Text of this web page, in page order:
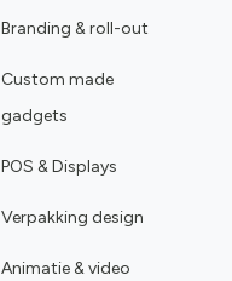
Branding & roll-out
Custom made
gadgets
POS & Displays
Verpakking design
Animatie & video